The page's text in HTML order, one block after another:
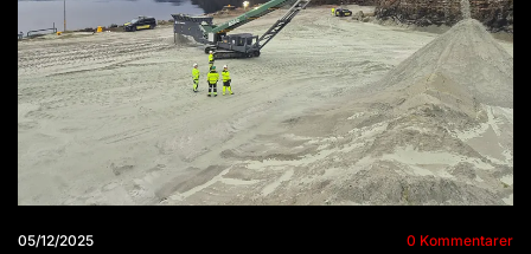
05/12/2025 0 Kommentarer